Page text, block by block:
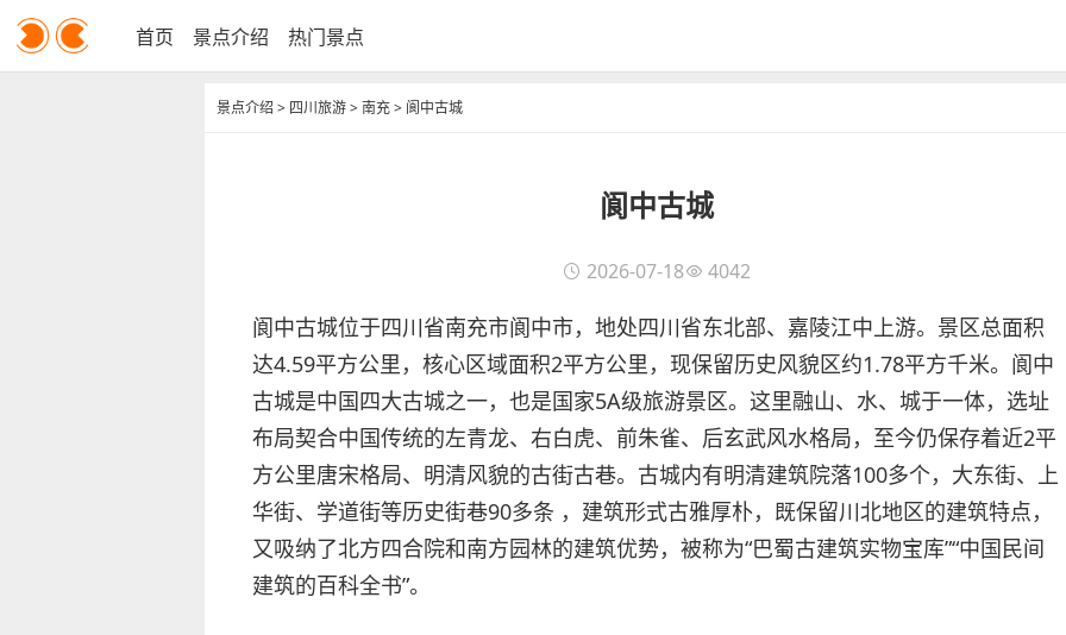
首页 景点介绍 热门景点
景点介绍 > 四川旅游>南充> 阆中古城
阆中古城
2026-07-18 4042
阆中古城位于四川省南充市阆中市，地处四川省东北部、嘉陵江中上游。景区总面积
达4.59平方公里，核心区域面积2平方公里，现保留历史风貌区约1.78平方千米。阆中
古城是中国四大古城之一，也是国家5A级旅游景区。这里融山、水、城于一体，选址
布局契合中国传统的左青龙、右白虎、前朱雀、后玄武风水格局，至今仍保存着近2平
方公里唐宋格局、明清风貌的古街古巷。古城内有明清建筑院落100多个，大东街、上
华街、学道街等历史街巷90多条 ，建筑形式古雅厚朴，既保留川北地区的建筑特点，
又吸纳了北方四合院和南方园林的建筑优势，被称为“巴蜀古建筑实物宝库”“中国民间
建筑的百科全书”。